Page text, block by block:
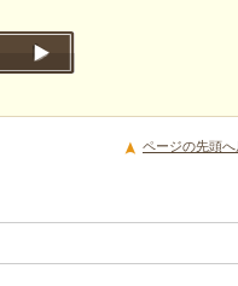
ページの先頭へ